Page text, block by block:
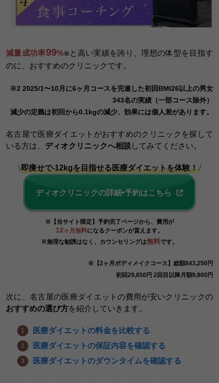
減量成功率99%※ と高い実績を誇り、理想の体型を目指す
のに、おすすめのクリニックです。
※2 2025/1〜10月に6ヶ月コースを完遂した初回BMI26以上の男女
343名の実績（一部コース除外）
減少の定義は初回から0.1kgの減少、効果には個人差があります。
名古屋で医療ダイエットがおすすめのクリニックを探して
いる方は、 ディオクリニックへ相談してみてください。
\即痩せで-12kgを目指せる医療ダイエットを体験！/
ディオクリニックの詳細•予約はこちら
※【当サイト限定】予約完了ページから、費用が
12ヶ月無料になるクーポンが貰えます。
※無理な勧誘はなく、カウンセリングは無料です。
※【2ヶ月ボディメイクコース】総額843,250円
初回29,850円 2回目以降月額9,800円
次に、名古屋の医療ダイエットの費用が安いクリニックの
おすすめの選び方を紹介していきます。
医療ダイエットの料金を比較する
医療ダイエットの保証内容を確認する
医療ダイエットのダウンタイムを確認する